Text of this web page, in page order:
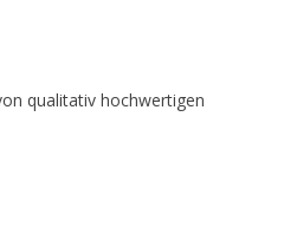
qualitativ hochwertigen